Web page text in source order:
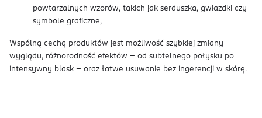
powtarzalnych wzorów, takich jak serduszka, gwiazdki czy
symbole graficzne,
Wspólną cechą produktów jest możliwość szybkiej zmiany
wyglądu, różnorodność efektów – od subtelnego połysku po
intensywny blask – oraz łatwe usuwanie bez ingerencji w skórę.